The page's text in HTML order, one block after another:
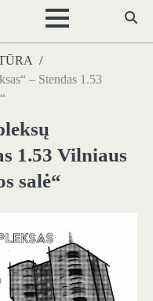
– Stendas 1.53
1.53 Vilniaus
salė“